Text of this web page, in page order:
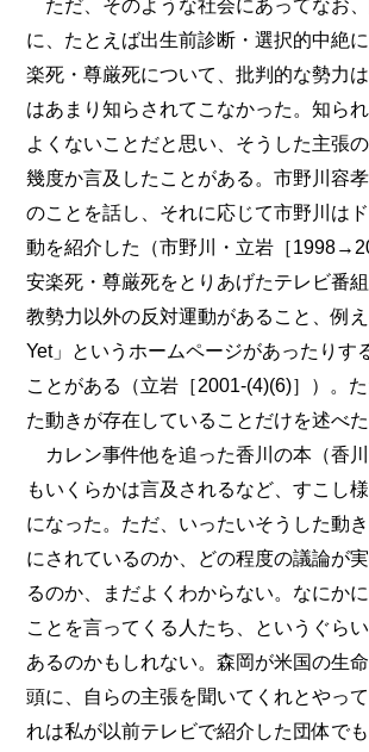
ただ、そのような社会にあってなお
に、たとえば出生前診断・選択的中絶
楽死・尊厳死について、批判的な勢力
はあまり知らされてこなかった。知ら
よくないことだと思い、そうした主張の
幾度か言及したことがある。市野川容
のことを話し、それに応じて市野川は
動を紹介した（市野川・立岩［
安楽死・尊厳死をとりあげたテレビ番
教勢力以外の反対運動があること、例
Yet」というホームページがあったりす
ことがある（立岩［2001-(4)(6)］）。
た動きが存在していることだけを述べた
カレン事件他を追った香川の本（香
もいくらかは言及されるなど、すこし
になった。ただ、いったいそうした動
にされているのか、どの程度の議論が
るのか、まだよくわからない。なにか
ことを言ってくる人たち、というぐら
あるのかもしれない。森岡が米国の生
頭に、自らの主張を聞いてくれとやっ
れは私が以前テレビで紹介した団体で